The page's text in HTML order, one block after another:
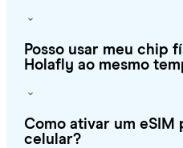
Posso usar meu chip
Holafly ao mesmo
Como ativar um eSIM
celular?